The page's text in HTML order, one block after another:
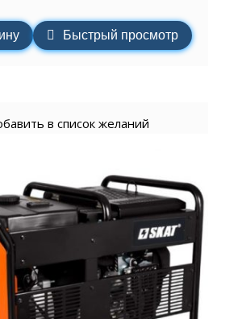
Быстрый просмотр
в список желаний